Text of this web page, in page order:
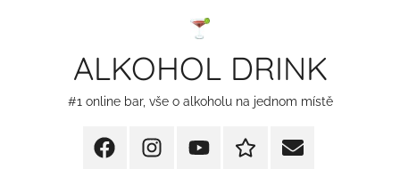
ALKOHOL DRINK
#1 online bar, vše o alkoholu na jednom místě
FacebookInstagram
YT
Redakční
E-